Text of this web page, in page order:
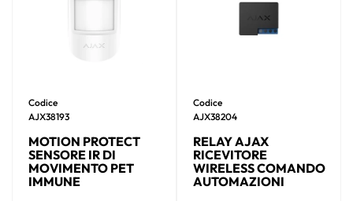
Codice
AJX38193
MOTION PROTECT
SENSORE IR DI
MOVIMENTO PET
IMMUNE
Codice
AJX38204
RELAY AJAX
RICEVITORE
WIRELESS COMANDO
AUTOMAZIONI